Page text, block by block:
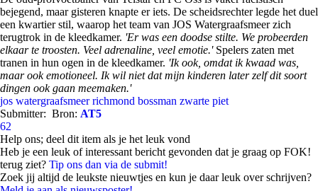
bejegend, maar gisteren knapte er iets. De scheidsrechter legde het duel
een kwartier stil, waarop het team van JOS Watergraafsmeer zich
terugtrok in de kleedkamer. 'Er was een doodse stilte. We probeerden
elkaar te troosten. Veel adrenaline, veel emotie.'Spelers zaten met
tranen in hun ogen in de kleedkamer. 'Ik ook, omdat ik kwaad was,
maar ook emotioneel. Ik wil niet dat mijn kinderen later zelf dit soort
dingen ook gaan meemaken.'
jos watergraafsmeer richmond bossman zwarte piet
Submitter: Bron: AT5
62
Help ons; deel dit item als je het leuk vond
Heb je een leuk of interessant bericht gevonden dat je graag op FOK!
terug ziet? Tip ons dan via de submit!
Zoek jij altijd de leukste nieuwtjes en kun je daar leuk over schrijven?